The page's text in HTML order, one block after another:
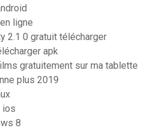
ligne
2.1 0 gratuit télécharger
apk
gratuitement sur ma tablette
plus 2019
ios
8